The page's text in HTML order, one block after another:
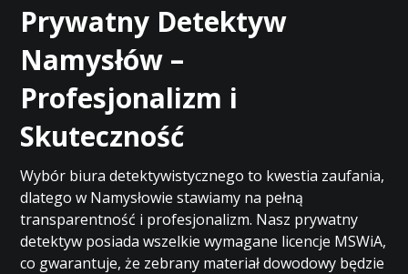
Prywatny Detektyw
Namysłów –
Profesjonalizm i
Skuteczność
Wybór biura detektywistycznego to kwestia zaufania,
dlatego w Namysłowie stawiamy na pełną
transparentność i profesjonalizm. Nasz prywatny
detektyw posiada wszelkie wymagane licencje MSWiA,
co gwarantuje, że zebrany materiał dowodowy będzie